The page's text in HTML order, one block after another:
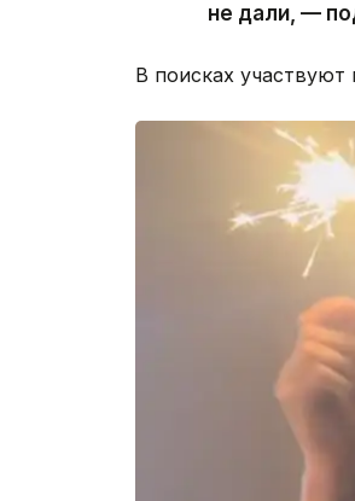
не дали, —
В поисках